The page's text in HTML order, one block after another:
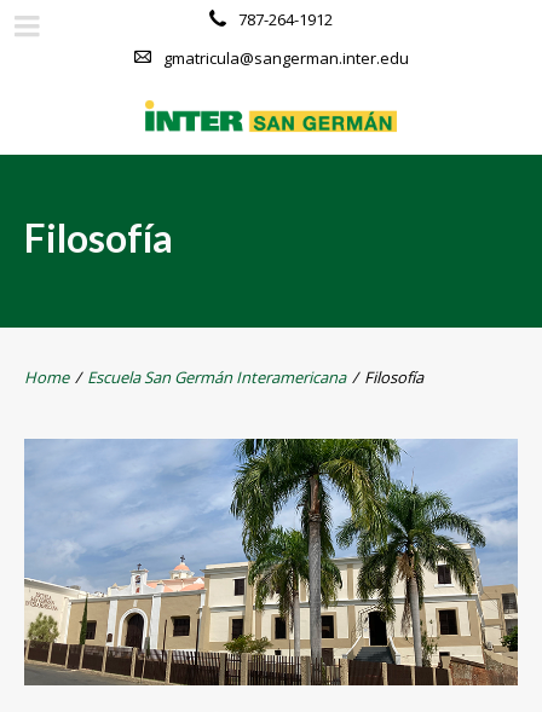
787-264-1912
gmatricula@sangerman.inter.edu
Filosofía
Home / Escuela San Germán Interamericana / Filosofía